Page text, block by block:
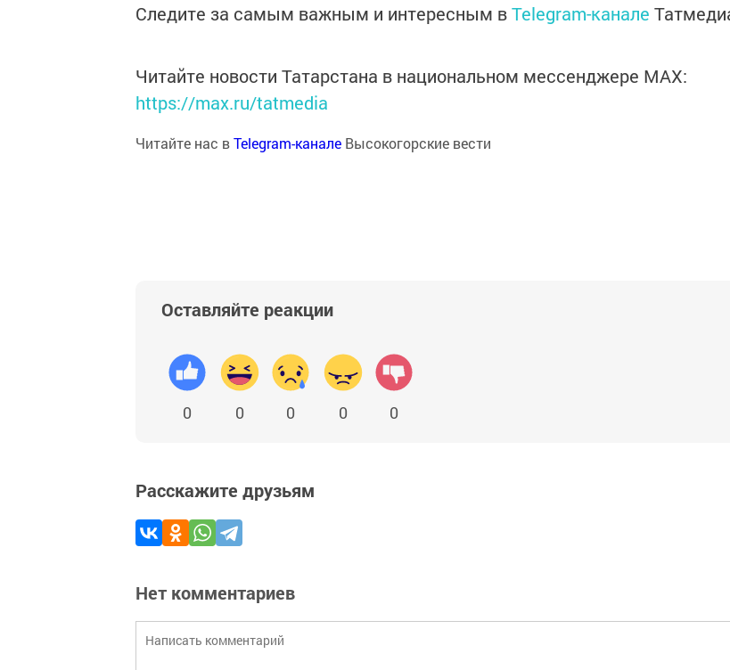
Следите за самым важным и интересным вTelegram-канале
Читайте новости Татарстана в национальном мессенджере MАХ:
https://max.ru/tatmedia
Читайте нас вTelegram-канале Высокогорские вести
Оставляйте реакции
0 0 0 0 0
Расскажите друзьям
Нет комментариев